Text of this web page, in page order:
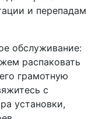
и перепадам
обслуживание:
распаковать
грамотную
с
установки,